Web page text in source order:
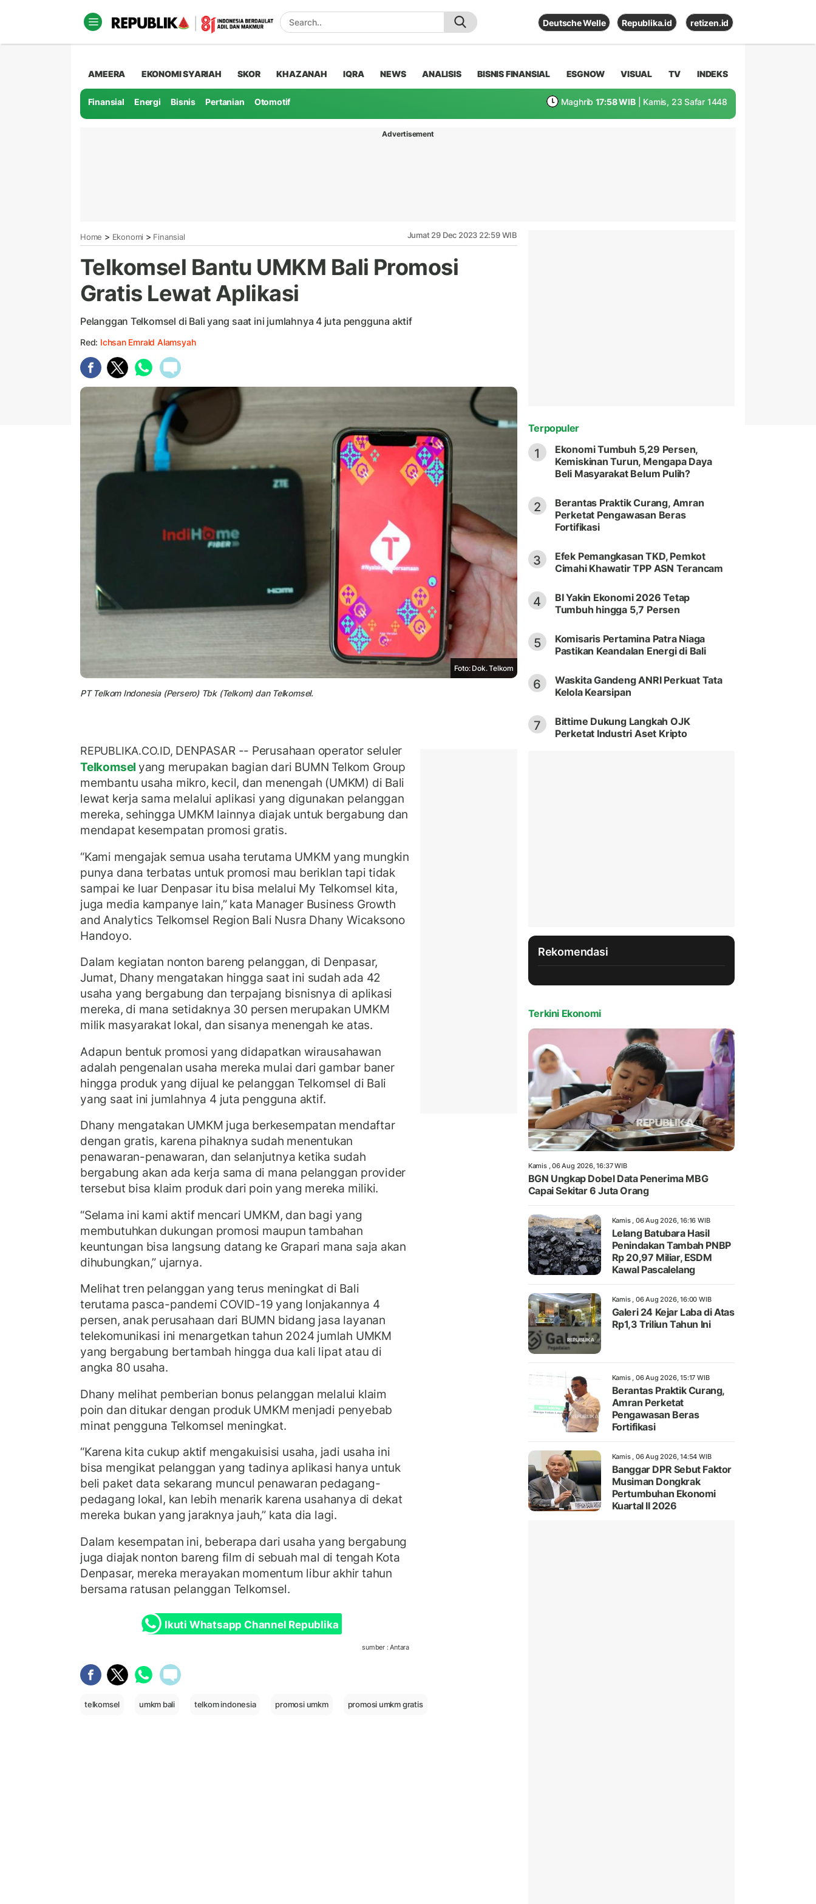
Deutsche Welle Republika.id retizen.id
AMEERA EKONOMI SYARIAH SKOR KHAZANAH IQRA NEWS ANALISIS BISNIS FINANSIAL ESGNOW VISUAL TV INDEKS
Finansial Energi Bisnis Pertanian Otomotif Maghrib 17:58 WIB | Kamis, 23 Safar 1448
Advertisement
Home > Ekonomi > Finansial Jumat 29 Dec 2023 22:59 WIB
Telkomsel Bantu UMKM Bali Promosi
Gratis Lewat Aplikasi
Pelanggan Telkomsel di Bali yang saat ini jumlahnya 4 juta pengguna aktif
Red: Ichsan Emrald Alamsyah
Foto: Dok. Telkom
PT Telkom Indonesia (Persero) Tbk (Telkom) dan Telkomsel.
REPUBLIKA.CO.ID, DENPASAR -- Perusahaan operator seluler
Telkomsel yang merupakan bagian dari BUMN Telkom Group
membantu usaha mikro, kecil, dan menengah (UMKM) di Bali
lewat kerja sama melalui aplikasi yang digunakan pelanggan
mereka, sehingga UMKM lainnya diajak untuk bergabung dan
mendapat kesempatan promosi gratis.
“Kami mengajak semua usaha terutama UMKM yang mungkin
punya dana terbatas untuk promosi mau beriklan tapi tidak
sampai ke luar Denpasar itu bisa melalui My Telkomsel kita,
juga media kampanye lain,” kata Manager Business Growth
and Analytics Telkomsel Region Bali Nusra Dhany Wicaksono
Handoyo.
Dalam kegiatan nonton bareng pelanggan, di Denpasar,
Jumat, Dhany mengatakan hingga saat ini sudah ada 42
usaha yang bergabung dan terpajang bisnisnya di aplikasi
mereka, di mana setidaknya 30 persen merupakan UMKM
milik masyarakat lokal, dan sisanya menengah ke atas.
Adapun bentuk promosi yang didapatkan wirausahawan
adalah pengenalan usaha mereka mulai dari gambar baner
hingga produk yang dijual ke pelanggan Telkomsel di Bali
yang saat ini jumlahnya 4 juta pengguna aktif.
Dhany mengatakan UMKM juga berkesempatan mendaftar
dengan gratis, karena pihaknya sudah menentukan
penawaran-penawaran, dan selanjutnya ketika sudah
bergabung akan ada kerja sama di mana pelanggan provider
tersebut bisa klaim produk dari poin yang mereka miliki.
“Selama ini kami aktif mencari UMKM, dan bagi yang
membutuhkan dukungan promosi maupun tambahan
keuntungan bisa langsung datang ke Grapari mana saja akan
dihubungkan,” ujarnya.
Melihat tren pelanggan yang terus meningkat di Bali
terutama pasca-pandemi COVID-19 yang lonjakannya 4
persen, anak perusahaan dari BUMN bidang jasa layanan
telekomunikasi ini menargetkan tahun 2024 jumlah UMKM
yang bergabung bertambah hingga dua kali lipat atau di
angka 80 usaha.
Dhany melihat pemberian bonus pelanggan melalui klaim
poin dan ditukar dengan produk UMKM menjadi penyebab
minat pengguna Telkomsel meningkat.
“Karena kita cukup aktif mengakuisisi usaha, jadi usaha ini
bisa mengikat pelanggan yang tadinya aplikasi hanya untuk
beli paket data sekarang muncul penawaran pedagang-
pedagang lokal, kan lebih menarik karena usahanya di dekat
mereka bukan yang jaraknya jauh,” kata dia lagi.
Dalam kesempatan ini, beberapa dari usaha yang bergabung
juga diajak nonton bareng film di sebuah mal di tengah Kota
Denpasar, mereka merayakan momentum libur akhir tahun
bersama ratusan pelanggan Telkomsel.
Ikuti Whatsapp Channel Republika
sumber : Antara
telkomsel umkm bali telkom indonesia promosi umkm promosi umkm gratis
Terpopuler
1
Ekonomi Tumbuh 5,29 Persen,
Kemiskinan Turun, Mengapa Daya
Beli Masyarakat Belum Pulih?
2
Berantas Praktik Curang, Amran
Perketat Pengawasan Beras
Fortifikasi
3
Efek Pemangkasan TKD, Pemkot
Cimahi Khawatir TPP ASN Terancam
4
BI Yakin Ekonomi 2026 Tetap
Tumbuh hingga 5,7 Persen
5
Komisaris Pertamina Patra Niaga
Pastikan Keandalan Energi di Bali
6
Waskita Gandeng ANRI Perkuat Tata
Kelola Kearsipan
7
Bittime Dukung Langkah OJK
Perketat Industri Aset Kripto
Rekomendasi
Terkini Ekonomi
Kamis , 06 Aug 2026, 16:37 WIB
BGN Ungkap Dobel Data Penerima MBG
Capai Sekitar 6 Juta Orang
Kamis , 06 Aug 2026, 16:16 WIB
Lelang Batubara Hasil
Penindakan Tambah PNBP
Rp 20,97 Miliar, ESDM
Kawal Pascalelang
Kamis , 06 Aug 2026, 16:00 WIB
Galeri 24 Kejar Laba di Atas
Rp1,3 Triliun Tahun Ini
Kamis , 06 Aug 2026, 15:17 WIB
Berantas Praktik Curang,
Amran Perketat
Pengawasan Beras
Fortifikasi
Kamis , 06 Aug 2026, 14:54 WIB
Banggar DPR Sebut Faktor
Musiman Dongkrak
Pertumbuhan Ekonomi
Kuartal II 2026